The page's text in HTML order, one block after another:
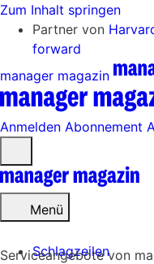
Zum Inhalt springen
Partner von
forward
manager magazin
Anmelden Abonnement
öffnen
Menü
Schlagzeilen
Serviceangebote von